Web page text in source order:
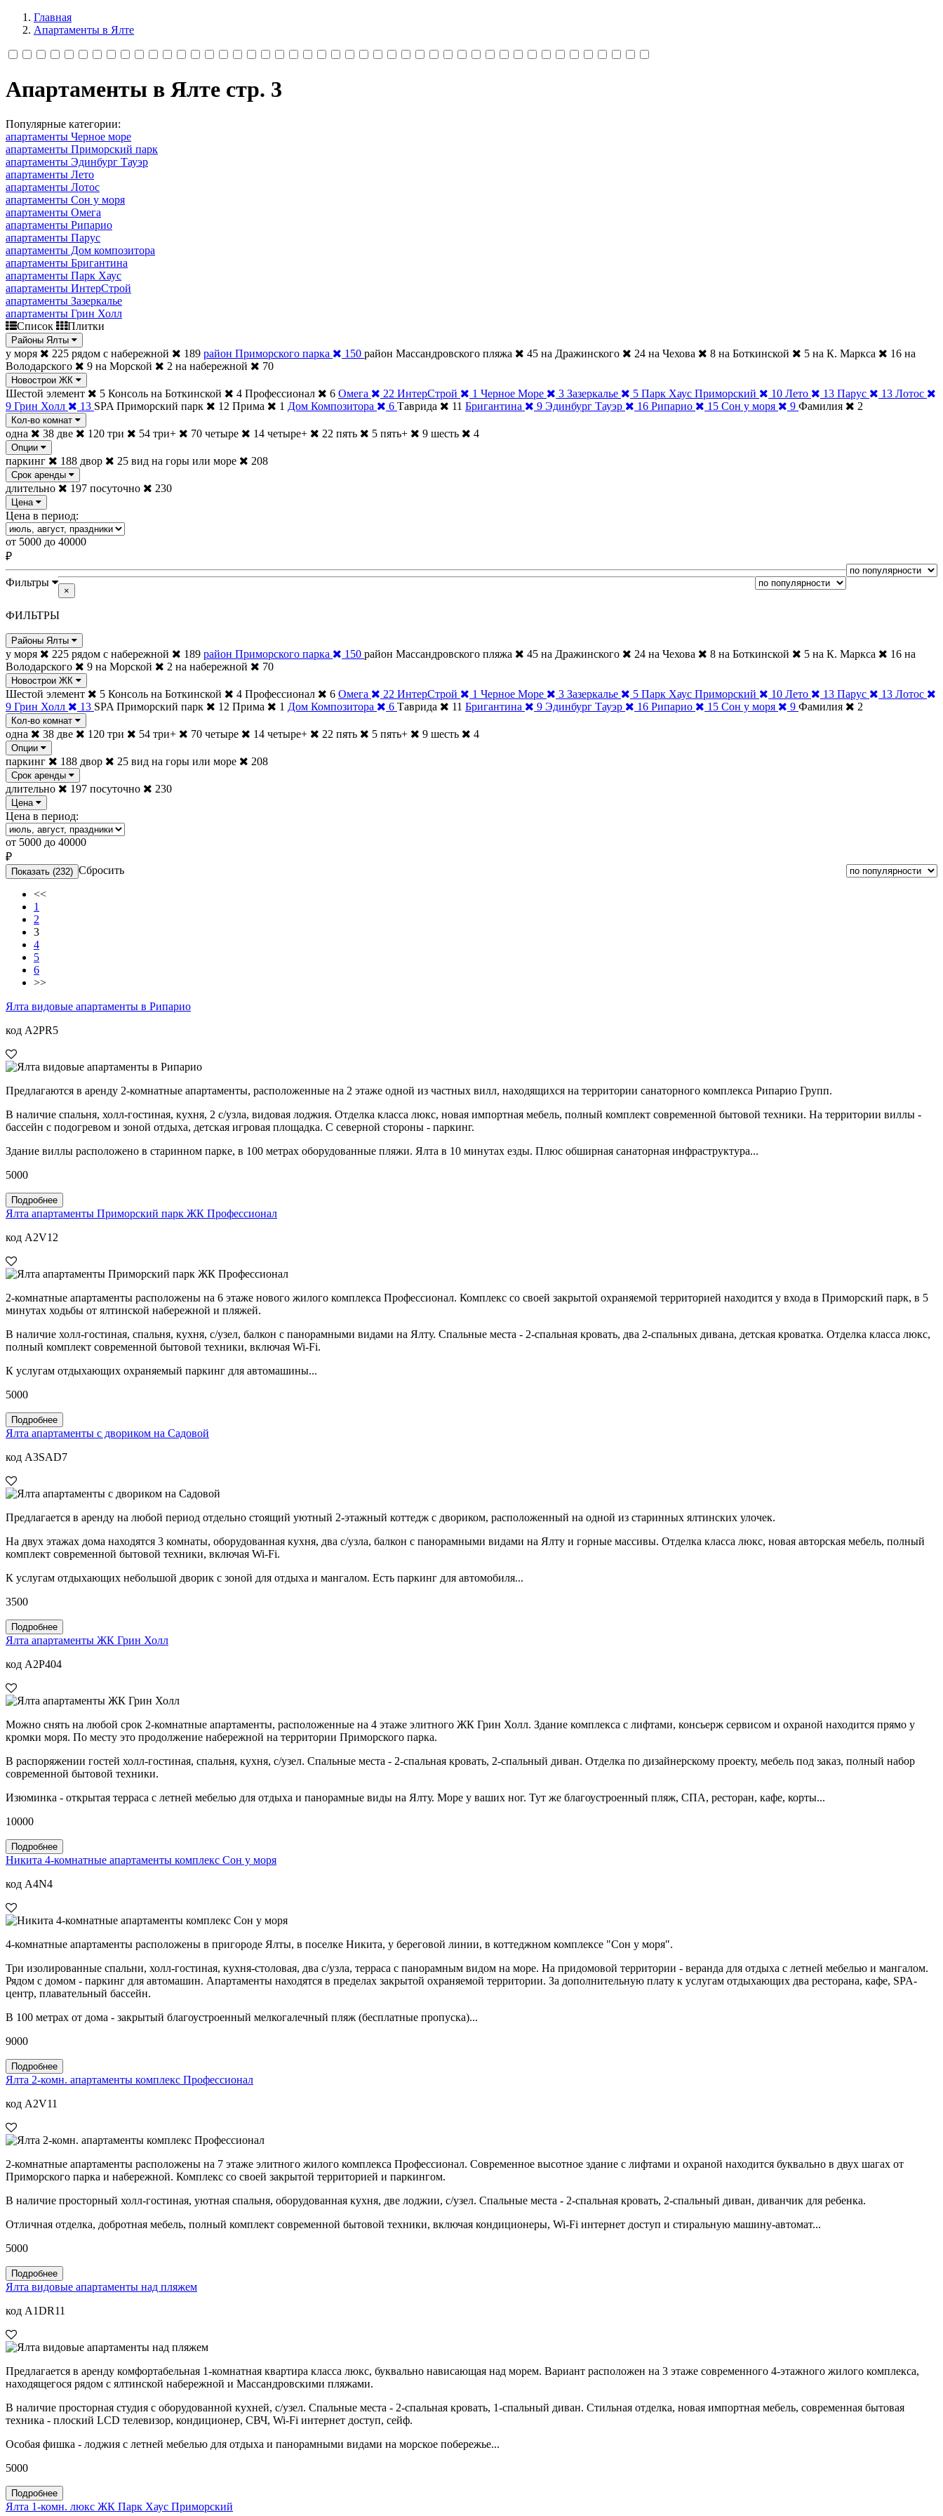
Главная
Апартаменты в Ялте
Апартаменты в Ялте cтр. 3
Популярные категории:
апартаменты Черное море
апартаменты Приморский парк
апартаменты Эдинбург Тауэр
апартаменты Лето
апартаменты Лотос
апартаменты Сон у моря
апартаменты Омега
апартаменты Рипарио
апартаменты Парус
апартаменты Дом композитора
апартаменты Бригантина
апартаменты Парк Хаус
апартаменты ИнтерСтрой
апартаменты Зазеркалье
апартаменты Грин Холл
Список
Плитки
Районы Ялты
у моря 225 рядом с набережной 189 район Приморского парка 150 район Массандровского пляжа 45 на Дражинского 24 на Чехова 8 на Боткинской 5 на К. Маркса 16 на
Володарского
9 на Морской 2 на набережной 70
Новострои ЖК
Шестой элемент 5 Консоль на Боткинской 4 Профессионал 6 Омега 22 ИнтерСтрой 1 Черное Море 3 Зазеркалье 5 Парк Хаус Приморский 10 Лето 13 Парус 13 Лотос
9 Грин Холл 13 SPA Приморский парк 12 Прима 1 Дом Композитора 6 Таврида 11 Бригантина 9 Эдинбург Тауэр 16 Рипарио 15 Сон у моря 9 Фамилия 2
Кол-во комнат
одна 38 две 120 три 54 три+ 70 четыре 14 четыре+ 22 пять 5 пять+ 9 шесть 4
Опции
паркинг 188 двор 25 вид на горы или море 208
Срок аренды
длительно 197 посуточно 230
Цена
Цена в период:
от 5000 до 40000
₽
Фильтры
×
ФИЛЬТРЫ
Районы Ялты
у моря 225 рядом с набережной 189 район Приморского парка 150 район Массандровского пляжа 45 на Дражинского 24 на Чехова 8 на Боткинской 5 на К. Маркса 16 на
Володарского
9 на Морской 2 на набережной 70
Новострои ЖК
Шестой элемент 5 Консоль на Боткинской 4 Профессионал 6 Омега 22 ИнтерСтрой 1 Черное Море 3 Зазеркалье 5 Парк Хаус Приморский 10 Лето 13 Парус 13 Лотос
9 Грин Холл 13 SPA Приморский парк 12 Прима 1 Дом Композитора 6 Таврида 11 Бригантина 9 Эдинбург Тауэр 16 Рипарио 15 Сон у моря 9 Фамилия 2
Кол-во комнат
одна 38 две 120 три 54 три+ 70 четыре 14 четыре+ 22 пять 5 пять+ 9 шесть 4
Опции
паркинг 188 двор 25 вид на горы или море 208
Срок аренды
длительно 197 посуточно 230
Цена
Цена в период:
от 5000 до 40000
₽
Показать (232) Сбросить
<<
1
2
3
4
5
6
>>
Ялта видовые апартаменты в Рипарио
код A2PR5
Предлагаются в аренду 2-комнатные апартаменты, расположенные на 2 этаже одной из частных вилл, находящихся на территории санаторного комплекса Рипарио Групп.
В наличие спальня, холл-гостиная, кухня, 2 с/узла, видовая лоджия. Отделка класса люкс, новая импортная мебель, полный комплект современной бытовой техники. На территории виллы -
бассейн с подогревом и зоной отдыха, детская игровая площадка. С северной стороны - паркинг.
Здание виллы расположено в старинном парке, в 100 метрах оборудованные пляжи. Ялта в 10 минутах езды. Плюс обширная санаторная инфраструктура...
5000
Подробнее
Ялта апартаменты Приморский парк ЖК Профессионал
код A2V12
2-комнатные апартаменты расположены на 6 этаже нового жилого комплекса Профессионал. Комплекс со своей закрытой охраняемой территорией находится у входа в Приморский парк, в 5
минутах ходьбы от ялтинской набережной и пляжей.
В наличие холл-гостиная, спальня, кухня, с/узел, балкон с панорамными видами на Ялту. Спальные места - 2-спальная кровать, два 2-спальных дивана, детская кроватка. Отделка класса люкс,
полный комплект современной бытовой техники, включая Wi-Fi.
К услугам отдыхающих охраняемый паркинг для автомашины...
5000
Подробнее
Ялта апартаменты с двориком на Садовой
код A3SAD7
Предлагается в аренду на любой период отдельно стоящий уютный 2-этажный коттедж с двориком, расположенный на одной из старинных ялтинских улочек.
На двух этажах дома находятся 3 комнаты, оборудованная кухня, два с/узла, балкон с панорамными видами на Ялту и горные массивы. Отделка класса люкс, новая авторская мебель, полный
комплект современной бытовой техники, включая Wi-Fi.
К услугам отдыхающих небольшой дворик с зоной для отдыха и мангалом. Есть паркинг для автомобиля...
3500
Подробнее
Ялта апартаменты ЖК Грин Холл
код A2P404
Можно снять на любой срок 2-комнатные апартаменты, расположенные на 4 этаже элитного ЖК Грин Холл. Здание комплекса с лифтами, консьерж сервисом и охраной находится прямо у
кромки моря. По месту это продолжение набережной на территории Приморского парка.
В распоряжении гостей холл-гостиная, спальня, кухня, с/узел. Спальные места - 2-спальная кровать, 2-спальный диван. Отделка по дизайнерскому проекту, мебель под заказ, полный набор
современной бытовой техники.
Изюминка - открытая терраса с летней мебелью для отдыха и панорамные виды на Ялту. Море у ваших ног. Тут же благоустроенный пляж, СПА, ресторан, кафе, корты...
10000
Подробнее
Никита 4-комнатные апартаменты комплекс Сон у моря
код A4N4
4-комнатные апартаменты расположены в пригороде Ялты, в поселке Никита, у береговой линии, в коттеджном комплексе "Сон у моря".
Три изолированные спальни, холл-гостиная, кухня-столовая, два с/узла, терраса с панорамным видом на море. На придомовой территории - веранда для отдыха с летней мебелью и мангалом.
Рядом с домом - паркинг для автомашин. Апартаменты находятся в пределах закрытой охраняемой территории. За дополнительную плату к услугам отдыхающих два ресторана, кафе, SPA-
центр, плавательный бассейн.
В 100 метрах от дома - закрытый благоустроенный мелкогалечный пляж (бесплатные пропуска)...
9000
Подробнее
Ялта 2-комн. апартаменты комплекс Профессионал
код A2V11
2-комнатные апартаменты расположены на 7 этаже элитного жилого комплекса Профессионал. Современное высотное здание с лифтами и охраной находится буквально в двух шагах от
Приморского парка и набережной. Комплекс со своей закрытой территорией и паркингом.
В наличие просторный холл-гостиная, уютная спальня, оборудованная кухня, две лоджии, с/узел. Спальные места - 2-спальная кровать, 2-спальный диван, диванчик для ребенка.
Отличная отделка, добротная мебель, полный комплект современной бытовой техники, включая кондиционеры, Wi-Fi интернет доступ и стиральную машину-автомат...
5000
Подробнее
Ялта видовые апартаменты над пляжем
код A1DR11
Предлагается в аренду комфортабельная 1-комнатная квартира класса люкс, буквально нависающая над морем. Вариант расположен на 3 этаже современного 4-этажного жилого комплекса,
находящегося рядом с ялтинской набережной и Массандровскими пляжами.
В наличие просторная студия с оборудованной кухней, с/узел. Спальные места - 2-спальная кровать, 1-спальный диван. Стильная отделка, новая импортная мебель, современная бытовая
техника - плоский LCD телевизор, кондиционер, СВЧ, Wi-Fi интернет доступ, сейф.
Особая фишка - лоджия с летней мебелью для отдыха и панорамными видами на морское побережье...
5000
Подробнее
Ялта 1-комн. люкс ЖК Парк Хаус Приморский